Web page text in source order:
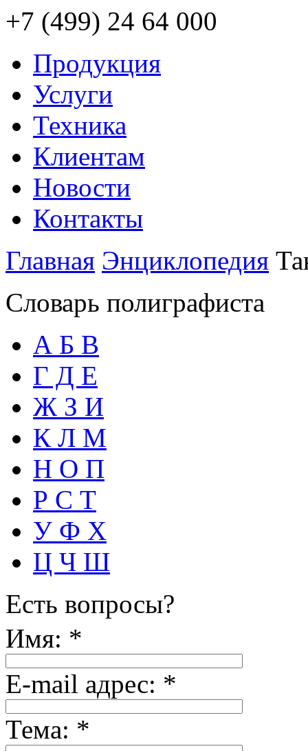
+7 (499) 24 64 000
Продукция
Услуги
Техника
Клиентам
Новости
Контакты
Главная Энциклопедия
Словарь полиграфиста
А Б В
Г Д Е
Ж З И
К Л М
Н О П
Р С Т
У Ф Х
Ц Ч Ш
Есть вопросы?
Имя: *
E-mail адрес: *
Тема: *